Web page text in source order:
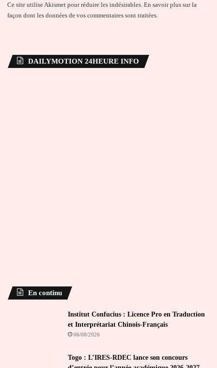
Ce site utilise Akismet pour réduire les indésirables. En savoir plus sur la
façon dont les données de vos commentaires sont traitées
DAILYMOTION 24HEURE INFO
En continu
Institut Confucius : Licence Pro en Traduction
et Interprétariat Chinois-Français
06/08/2026
Togo : L’IRES-RDEC lance son concours